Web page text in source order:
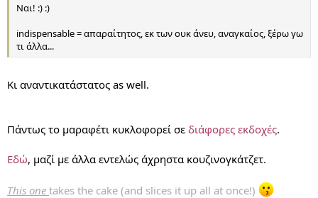
Ναι! :) :)
indispensable = απαραίτητος, εκ των ουκ άνευ, αναγκαίος, ξέρω γω
τι άλλα...
Κι αναντικατάστατος as well.
Πάντως το μαραφέτι κυκλοφορεί σε διάφορες εκδοχές.
Εδώ, μαζί με άλλα εντελώς άχρηστα κουζινογκάτζετ.
This one takes the cake (and slices it up all at once!)